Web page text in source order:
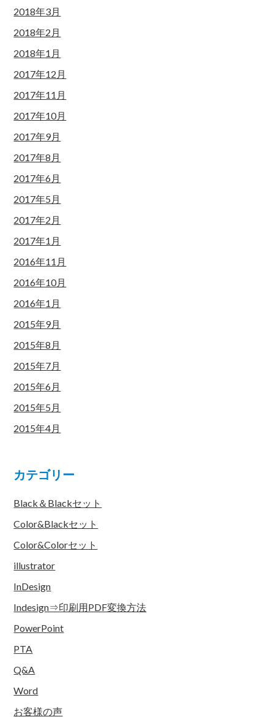
2018年3月
2018年2月
2018年1月
2017年12月
2017年11月
2017年10月
2017年9月
2017年8月
2017年6月
2017年5月
2017年2月
2017年1月
2016年11月
2016年10月
2016年1月
2015年9月
2015年8月
2015年7月
2015年6月
2015年5月
2015年4月
カテゴリー
Black＆Blackセット
Color&Blackセット
Color&Colorセット
illustrator
InDesign
Indesign⇒印刷用PDF変換方法
PowerPoint
PTA
Q&A
Word
お客様の声